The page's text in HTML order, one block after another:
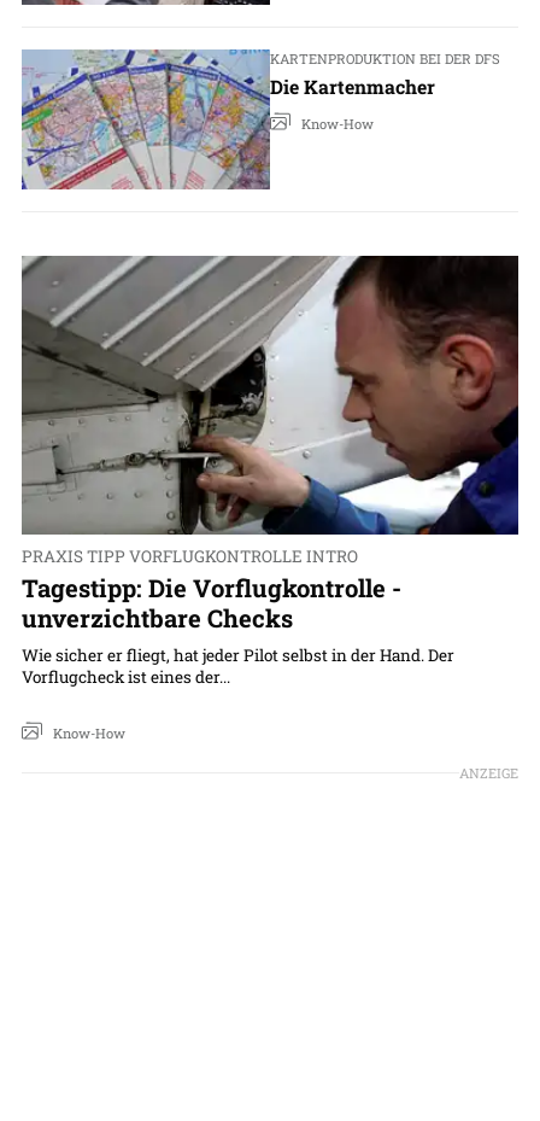
KARTENPRODUKTION BEI DER DFS
Die Kartenmacher
Know-How
PRAXIS TIPP VORFLUGKONTROLLE INTRO
Tagestipp: Die Vorflugkontrolle -
unverzichtbare Checks
Wie sicher er fliegt, hat jeder Pilot selbst in der Hand. Der
Vorflugcheck ist eines der...
Know-How
ANZEIGE